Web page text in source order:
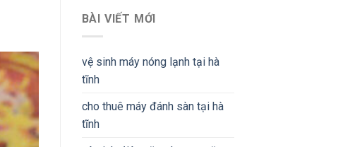
BÀI VIẾT MỚI
vệ sinh máy nóng lạnh tại hà
tĩnh
cho thuê máy đánh sàn tại hà
tĩnh